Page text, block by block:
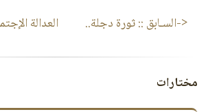
<-السـابق ::ثورة دجلة.. العدالة
مختارات